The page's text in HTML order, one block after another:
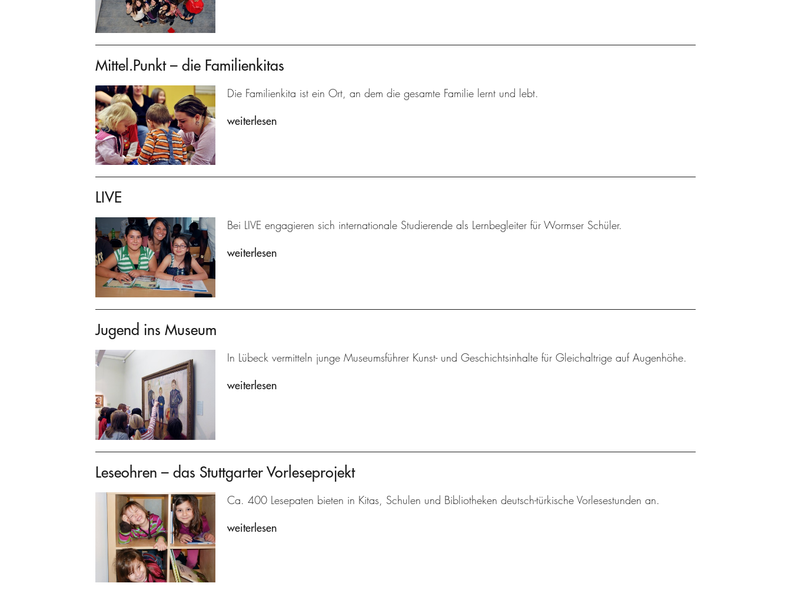
Mittel.Punkt – die Familienkitas
Die Familienkita ist ein Ort, an dem die gesamte Familie lernt und lebt.
weiterlesen
LIVE
Bei LIVE engagieren sich internationale Studierende als Lernbegleiter für Wormser Schüler.
weiterlesen
Jugend ins Museum
In Lübeck vermitteln junge Museumsführer Kunst- und Geschichtsinhalte für Gleichaltrige auf Augenhöhe.
weiterlesen
Leseohren – das Stuttgarter Vorleseprojekt
Ca. 400 Lesepaten bieten in Kitas, Schulen und Bibliotheken deutsch-türkische Vorlesestunden an.
weiterlesen